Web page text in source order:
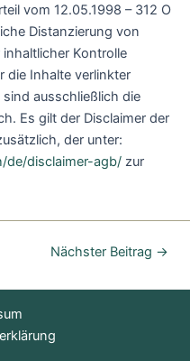
vom 12.05.1998 – 312 O
Distanzierung von
Kontrolle
die Inhalte verlinkter
ausschließlich die
Es gilt der Disclaimer der
der unter:
de/disclaimer-agb/ zur
Nächster Beitrag →